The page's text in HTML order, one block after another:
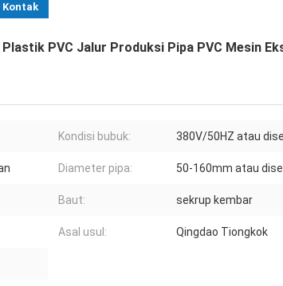
Kontak
PVC Jalur Produksi Pipa PVC Mesin
Kondisi bubuk: 380V/50HZ atau
Diameter pipa: 50-160mm atau
Baut: sekrup kembar
Asal usul: Qingdao Tiongkok